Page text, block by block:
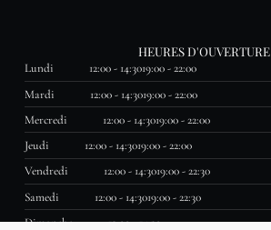
HEURES D'OUVERTURE
Lundi 12:00 - 14:3019:00 - 22:00
Mardi
12:00 - 14:3019:00 - 22:00
Mercredi
12:00 - 14:3019:00 - 22:00
Jeudi
12:00 - 14:3019:00 - 22:00
Vendredi
12:00 - 14:3019:00 - 22:30
Samedi
12:00 - 14:3019:00 - 22:30
Dimanche
12:00 - 14:30